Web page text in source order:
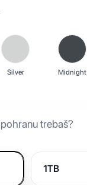
Silver Midnight
trebaš?
1TB